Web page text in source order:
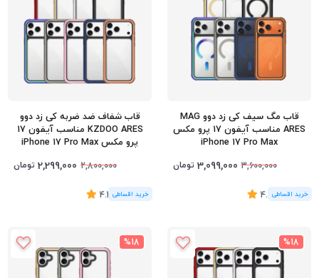
قاب مگ سیف کی زد دوو MAG
ARES مناسب آیفون 17 پرو مکس
iPhone 17 Pro Max
3,600,000
3,099,000 تومان
(7 رای)
4.57
قاب شفاف ضد ضربه کی زد دوو
KZDOO ARES مناسب آیفون 17
پرو مکس iPhone 17 Pro Max
2,800,000
2,299,000 تومان
(3 رای)
4.33
%18
%18